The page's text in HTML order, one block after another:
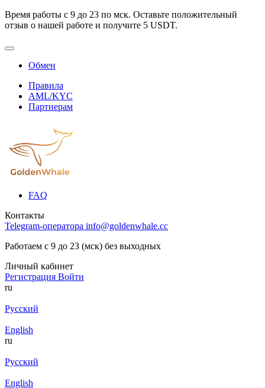
Время работы с 9 до 23 по мск. Оставьте положительный
отзыв о нашей работе и получите 5 USDT.
Обмен
Правила
AML/KYC
Партнерам
FAQ
Контакты
Telegram-оператора info@goldenwhale.cc
Работаем с 9 до 23 (мск) без выходных
Личный кабинет
Регистрация Войти
ru
Русский
English
ru
Русский
English